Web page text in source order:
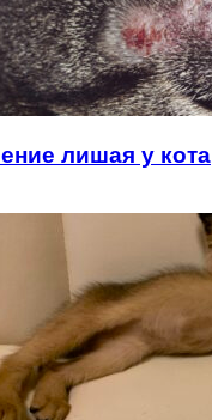
лишая у кота